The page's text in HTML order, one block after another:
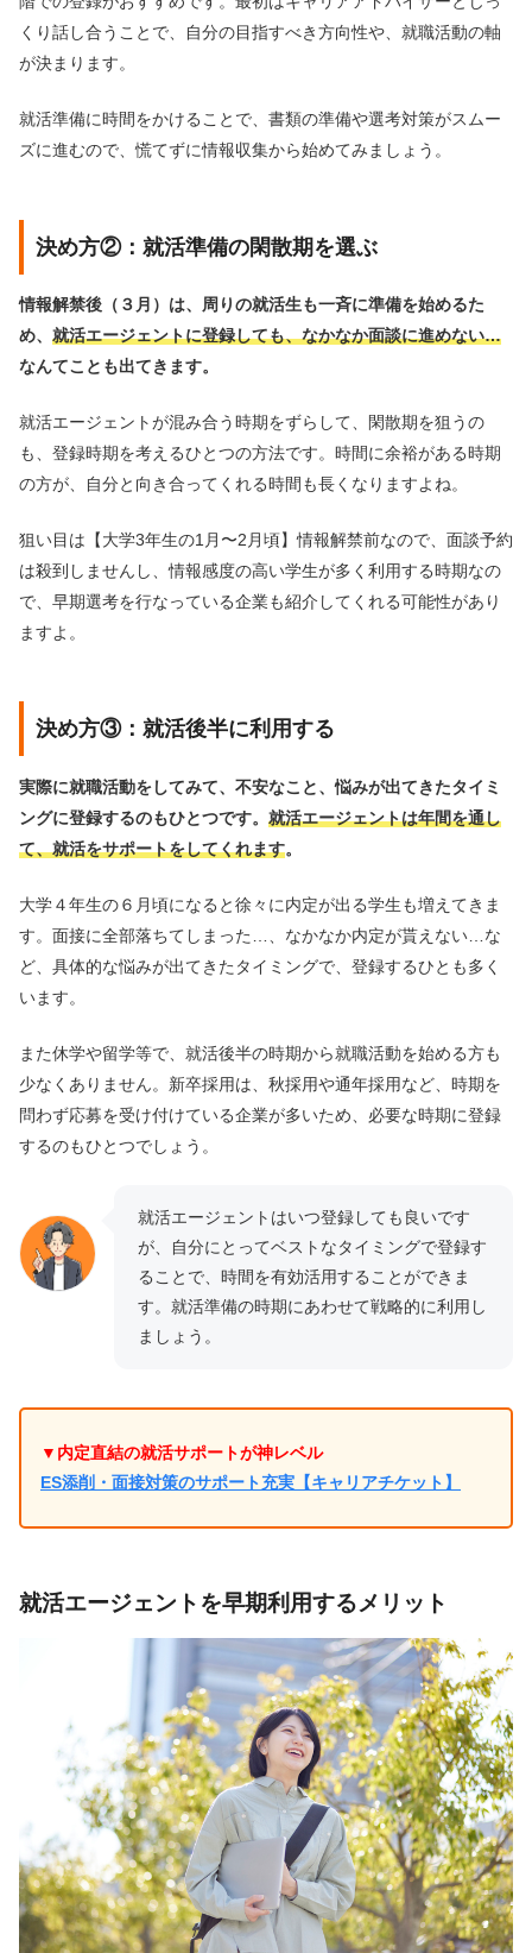
くり話し合うことで、自分の目指すべき方向性や、就職活動の軸
が決まります。
就活準備に時間をかけることで、書類の準備や選考対策がスムー
ズに進むので、慌てずに情報収集から始めてみましょう。
決め方②：就活準備の閑散期を選ぶ
情報解禁後（３月）は、周りの就活生も一斉に準備を始めるた
め、 就活エージェントに登録しても、なかなか面談に進めない…
なんてことも出てきます。
就活エージェントが混み合う時期をずらして、閑散期を狙うの
も、登録時期を考えるひとつの方法です。時間に余裕がある時期
の方が、自分と向き合ってくれる時間も長くなりますよね。
狙い目は【大学3年生の1月〜2月頃】情報解禁前なので、面談予約
は殺到しませんし、情報感度の高い学生が多く利用する時期なの
で、早期選考を行なっている企業も紹介してくれる可能性があり
ますよ。
決め方③：就活後半に利用する
実際に就職活動をしてみて、不安なこと、悩みが出てきたタイミ
ングに登録するのもひとつです。 就活エージェントは年間を通し
て、就活をサポートをしてくれます。
大学４年生の６月頃になると徐々に内定が出る学生も増えてきま
す。面接に全部落ちてしまった…、なかなか内定が貰えない…な
ど、具体的な悩みが出てきたタイミングで、登録するひとも多く
います。
また休学や留学等で、就活後半の時期から就職活動を始める方も
少なくありません。新卒採用は、秋採用や通年採用など、時期を
問わず応募を受け付けている企業が多いため、必要な時期に登録
するのもひとつでしょう。
就活エージェントはいつ登録しても良いです
が、自分にとってベストなタイミングで登録す
ることで、時間を有効活用することができま
す。就活準備の時期にあわせて戦略的に利用し
ましょう。
▼内定直結の就活サポートが神レベル
ES添削・面接対策のサポート充実【キャリアチケット】
就活エージェントを早期利用するメリット